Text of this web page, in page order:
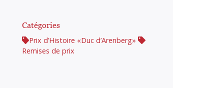
Catégories
Prix d’Histoire «Duc d’Arenberg»
Remises de prix